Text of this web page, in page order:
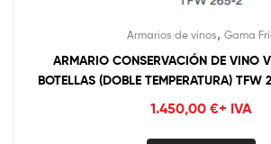
Armarios de vinos, Gama
ARMARIO CONSERVACIÓN DE VINO
BOTELLAS (DOBLE TEMPERATURA) TFW
1.450,00 €+ IVA